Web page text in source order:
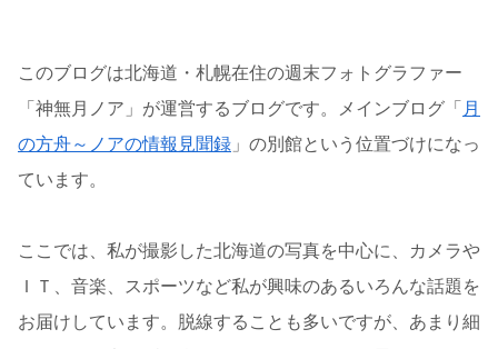
このブログは北海道・札幌在住の週末フォトグラファー
「神無月ノア」が運営するブログです。メインブログ「 月
の方舟～ノアの情報見聞録 」の別館という位置づけになっ
ています。
ここでは、私が撮影した北海道の写真を中心に、カメラや
ＩＴ、音楽、スポーツなど私が興味のあるいろんな話題を
お届けしています。脱線することも多いですが、あまり細